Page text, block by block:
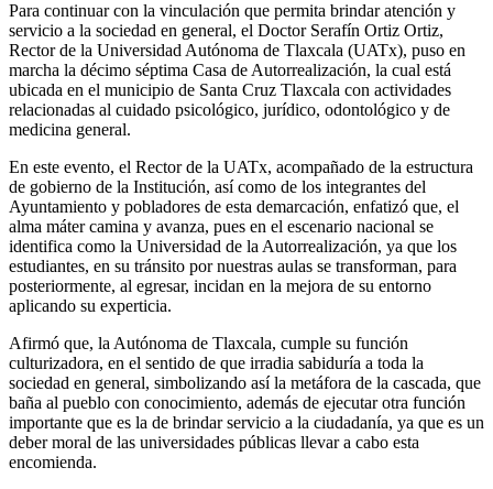
Para continuar con la vinculación que permita brindar atención y
servicio a la sociedad en general, el Doctor Serafín Ortiz Ortiz,
Rector de la Universidad Autónoma de Tlaxcala (UATx), puso en
marcha la décimo séptima Casa de Autorrealización, la cual está
ubicada en el municipio de Santa Cruz Tlaxcala con actividades
relacionadas al cuidado psicológico, jurídico, odontológico y de
medicina general.
En este evento, el Rector de la UATx, acompañado de la estructura
de gobierno de la Institución, así como de los integrantes del
Ayuntamiento y pobladores de esta demarcación, enfatizó que, el
alma máter camina y avanza, pues en el escenario nacional se
identifica como la Universidad de la Autorrealización, ya que los
estudiantes, en su tránsito por nuestras aulas se transforman, para
posteriormente, al egresar, incidan en la mejora de su entorno
aplicando su experticia.
Afirmó que, la Autónoma de Tlaxcala, cumple su función
culturizadora, en el sentido de que irradia sabiduría a toda la
sociedad en general, simbolizando así la metáfora de la cascada, que
baña al pueblo con conocimiento, además de ejecutar otra función
importante que es la de brindar servicio a la ciudadanía, ya que es un
deber moral de las universidades públicas llevar a cabo esta
encomienda.